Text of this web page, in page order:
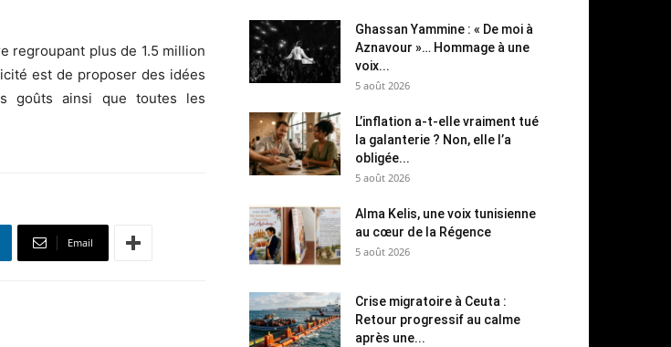
regroupant plus de 1.5 million
est de proposer des idées
goûts ainsi que toutes les
Email
Ghassan Yammine : « De moi à
Aznavour »… Hommage à une
voix...
5 août 2026
L’inflation a-t-elle vraiment tué
la galanterie ? Non, elle l’a
obligée...
5 août 2026
Alma Kelis, une voix tunisienne
au cœur de la Régence
5 août 2026
Crise migratoire à Ceuta :
Retour progressif au calme
après une...